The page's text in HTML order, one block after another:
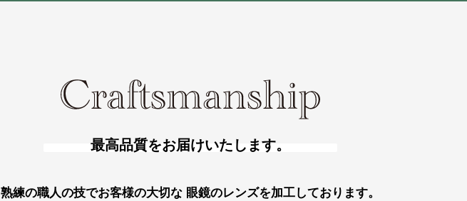
最高品質をお届けいたします。
熟練の職人の技でお客様の大切な 眼鏡のレンズを加工しております。